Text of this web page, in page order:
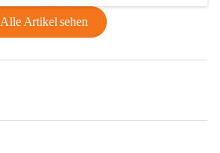
Alle Artikel sehen